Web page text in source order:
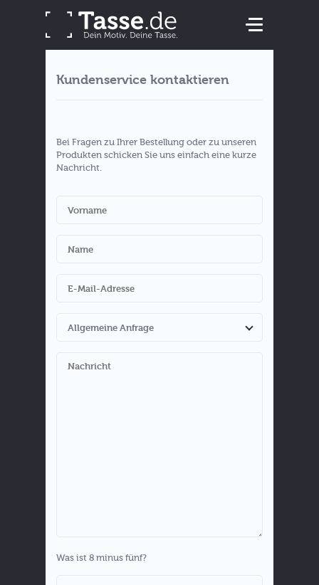
Kundenservice kontaktieren
Bei Fragen zu Ihrer Bestellung oder zu unseren
Produkten schicken Sie uns einfach eine kurze
Nachricht.
Was ist 8 minus fünf?